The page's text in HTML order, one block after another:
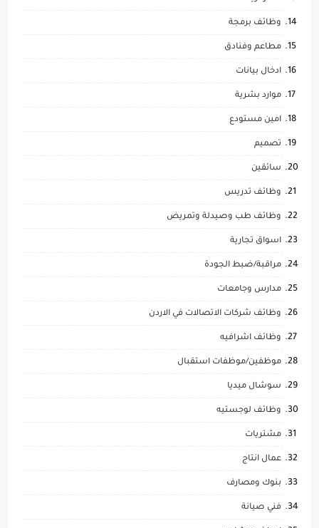
وظائف برمجة
مطاعم وفنادق
ادخال بيانات
موارد بشرية
امين مستودع
تصميم
سائقين
وظائف تدريس
وظائف طب وصيدلة وتمريض
اسواق تجارية
مراقبة/ضبط الجودة
مدارس وجامعات
وظائف شركات الاتصالات في الاردن
وظائف اشرافيه
موظفين/موظفات استقبال
سوشال ميديا
وظائف لوجستيه
مشتريات
عمال انتاج
بنوك ومصارف
فني صيانة